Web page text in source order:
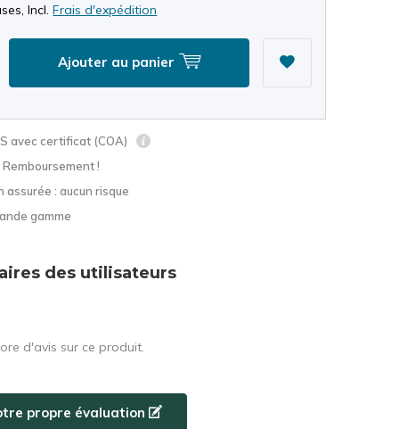
Incl.Frais d'expédition
Ajouter au panier
avec certificat (COA)
Remboursement !
assurée : aucun risque
gamme
des utilisateurs
d'avis sur ce produit.
propre évaluation